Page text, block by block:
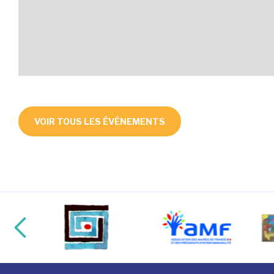
VOIR TOUS LES ÉVÉNEMENTS